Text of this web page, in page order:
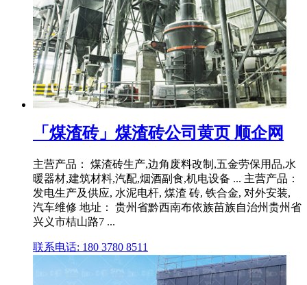
「煤渣砖」煤渣砖公司黄页 顺企网
主营产品： 煤渣砖生产,边角废料改制,五金劳保用品,水
暖器材,建筑材料,汽配,烟酒副食,机电设备 ... 主营产品：
发电生产及供应, 水泥电杆, 煤渣 砖, 铁合金, 对外安装,
汽车维修 地址： 贵州省黔西南布依族苗族自治州贵州省
兴义市桔山路7 ...
联系电话: 180 3780 8511